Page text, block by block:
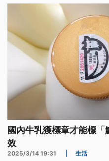
國內牛乳獲標章才能標
效
2025/3/14 19:31 生活